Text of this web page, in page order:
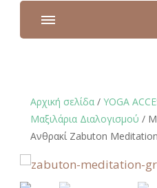
Αρχική σελίδα / YOGA
Μαξιλάρια Διαλογισμού /
Ανθρακί Zabuton